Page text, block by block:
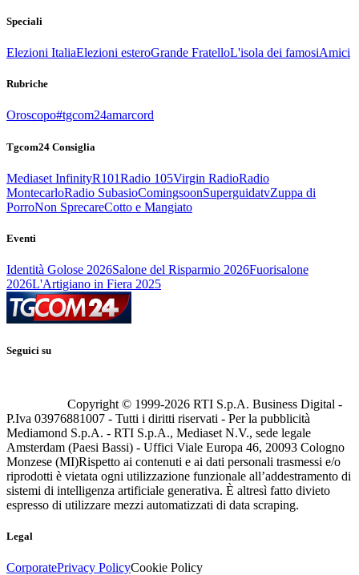
Speciali
Elezioni ItaliaElezioni esteroGrande FratelloL'isola dei famosiAmici
Rubriche
Oroscopo#tgcom24amarcord
Tgcom24 Consiglia
Mediaset InfinityR101Radio 105Virgin RadioRadio
MontecarloRadio SubasioComingsoonSuperguidatvZuppa di
PorroNon SprecareCotto e Mangiato
Eventi
Identità Golose 2026Salone del Risparmio 2026Fuorisalone
2026L'Artigiano in Fiera 2025
Seguici su
Copyright © 1999-2026 RTI S.p.A. Business Digital -
P.Iva 03976881007 - Tutti i diritti riservati - Per la pubblicità
Mediamond S.p.A. - RTI S.p.A., Mediaset N.V., sede legale
Amsterdam (Paesi Bassi) - Uffici Viale Europa 46, 20093 Cologno
Monzese (MI)Rispetto ai contenuti e ai dati personali trasmessi e/o
riprodotti è vietata ogni utilizzazione funzionale all’addestramento di
sistemi di intelligenza artificiale generativa. È altresì fatto divieto
espresso di utilizzare mezzi automatizzati di data scraping.
Legal
CorporatePrivacy PolicyCookie Policy